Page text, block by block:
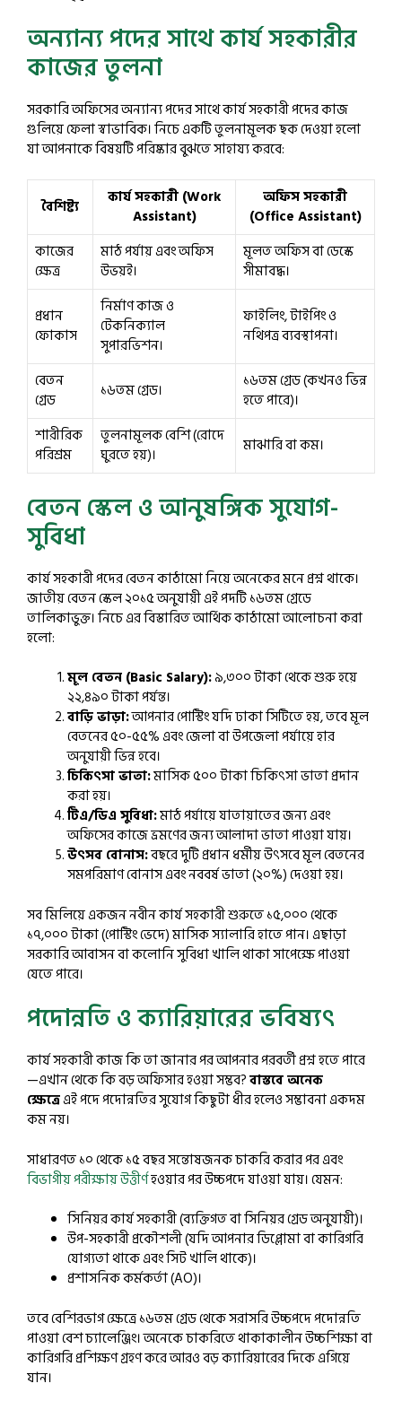
অন্যান্য পদের সাথে কার্য সহকারীর
কাজের তুলনা
সরকারি অফিসের অন্যান্য পদের সাথে কার্য সহকারী পদের কাজ
গুলিয়ে ফেলা স্বাভাবিক। নিচে একটি তুলনামূলক ছক দেওয়া হলো
যা আপনাকে বিষয়টি পরিষ্কার বুঝতে সাহায্য করবে:
বৈশিষ্ট্য
কার্য সহকারী (Work
Assistant)
অফিস সহকারী
(Office Assistant)
কাজের
ক্ষেত্র
মাঠ পর্যায় এবং অফিস
উভয়ই।
মূলত অফিস বা ডেস্কে
সীমাবদ্ধ।
প্রধান
ফোকাস
নির্মাণ কাজ ও
টেকনিক্যাল
সুপারভিশন।
ফাইলিং, টাইপিং ও
নথিপত্র ব্যবস্থাপনা।
বেতন
গ্রেড
১৬তম গ্রেড।
১৬তম গ্রেড (কখনও ভিন্ন
হতে পারে)।
শারীরিক
পরিশ্রম
তুলনামূলক বেশি (রোদে
ঘুরতে হয়)।
মাঝারি বা কম।
বেতন স্কেল ও আনুষঙ্গিক সুযোগ-
সুবিধা
কার্য সহকারী পদের বেতন কাঠামো নিয়ে অনেকের মনে প্রশ্ন থাকে।
জাতীয় বেতন স্কেল ২০১৫ অনুযায়ী এই পদটি ১৬তম গ্রেডে
তালিকাভুক্ত। নিচে এর বিস্তারিত আর্থিক কাঠামো আলোচনা করা
হলো:
মূল বেতন (Basic Salary):৯,৩০০ টাকা থেকে শুরু হয়ে
২২,৪৯০ টাকা পর্যন্ত।
বাড়ি ভাড়া:আপনার পোস্টিং যদি ঢাকা সিটিতে হয়, তবে মূল
বেতনের ৫০-৫৫% এবং জেলা বা উপজেলা পর্যায়ে হার
অনুযায়ী ভিন্ন হবে।
চিকিৎসা ভাতা:মাসিক ৫০০ টাকা চিকিৎসা ভাতা প্রদান
করা হয়।
টিএ/ডিএ সুবিধা:মাঠ পর্যায়ে যাতায়াতের জন্য এবং
অফিসের কাজে ভ্রমণের জন্য আলাদা ভাতা পাওয়া যায়।
উৎসব বোনাস:বছরে দুটি প্রধান ধর্মীয় উৎসবে মূল বেতনের
সমপরিমাণ বোনাস এবং নববর্ষ ভাতা (২০%) দেওয়া হয়।
সব মিলিয়ে একজন নবীন কার্য সহকারী শুরুতে ১৫,০০০ থেকে
১৭,০০০ টাকা (পোস্টিং ভেদে) মাসিক স্যালারি হাতে পান। এছাড়া
সরকারি আবাসন বা কলোনি সুবিধা খালি থাকা সাপেক্ষে পাওয়া
যেতে পারে।
পদোন্নতি ও ক্যারিয়ারের ভবিষ্যৎ
কার্য সহকারী কাজ কি তা জানার পর আপনার পরবর্তী প্রশ্ন হতে পারে
—এখান থেকে কি বড় অফিসার হওয়া সম্ভব?বাস্তবে অনেক
ক্ষেত্রেএই পদে পদোন্নতির সুযোগ কিছুটা ধীর হলেও সম্ভাবনা একদম
কম নয়।
সাধারণত ১০ থেকে ১৫ বছর সন্তোষজনক চাকরি করার পর এবং
বিভাগীয় পরীক্ষায় উত্তীর্ণহওয়ার পর উচ্চপদে যাওয়া যায়। যেমন:
সিনিয়র কার্য সহকারী (ব্যক্তিগত বা সিনিয়র গ্রেড অনুযায়ী)।
উপ-সহকারী প্রকৌশলী (যদি আপনার ডিপ্লোমা বা কারিগরি
যোগ্যতা থাকে এবং সিট খালি থাকে)।
প্রশাসনিক কর্মকর্তা (AO)।
তবে বেশিরভাগ ক্ষেত্রে ১৬তম গ্রেড থেকে সরাসরি উচ্চপদে পদোন্নতি
পাওয়া বেশ চ্যালেঞ্জিং। অনেকে চাকরিতে থাকাকালীন উচ্চশিক্ষা বা
কারিগরি প্রশিক্ষণ গ্রহণ করে আরও বড় ক্যারিয়ারের দিকে এগিয়ে
যান।